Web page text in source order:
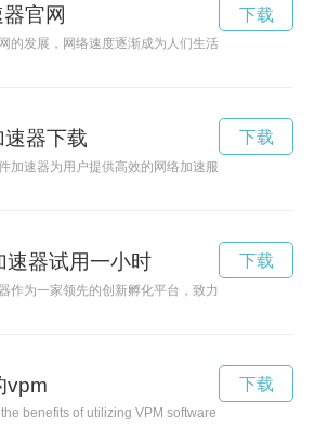
官网
的发展，网络速度逐渐成为人们生活中不可或缺的
下载
器下载
加速器为用户提供高效的网络加速服务，让您畅享流
下载
速器试用一小时
作为一家领先的创新孵化平台，致力于打造各行业
下载
vpm
benefits of utilizing VPM software to enhance
下载